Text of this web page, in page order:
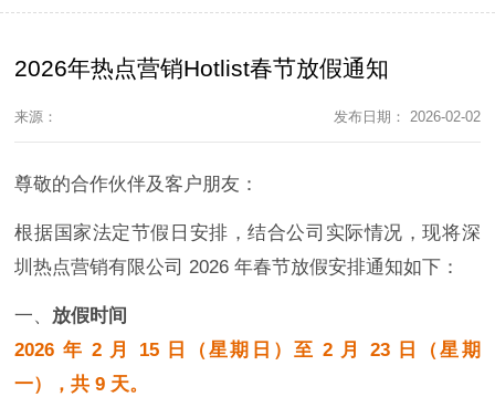
2026年热点营销Hotlist春节放假通知
来源： 发布日期： 2026-02-02
尊敬的合作伙伴及客户朋友：
根据国家法定节假日安排，结合公司实际情况，现将深
圳热点营销有限公司 2026 年春节放假安排通知如下：
一、 放假时间
2026 年 2 月 15 日（星期日）至 2 月 23 日（星期
一），共 9 天。